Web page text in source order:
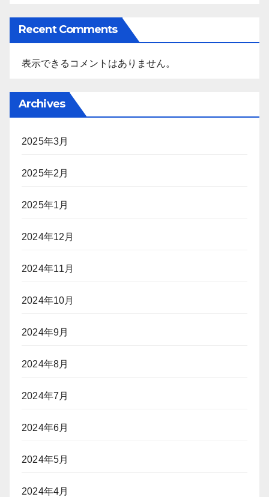
Recent Comments
表示できるコメントはありません。
Archives
2025年3月
2025年2月
2025年1月
2024年12月
2024年11月
2024年10月
2024年9月
2024年8月
2024年7月
2024年6月
2024年5月
2024年4月